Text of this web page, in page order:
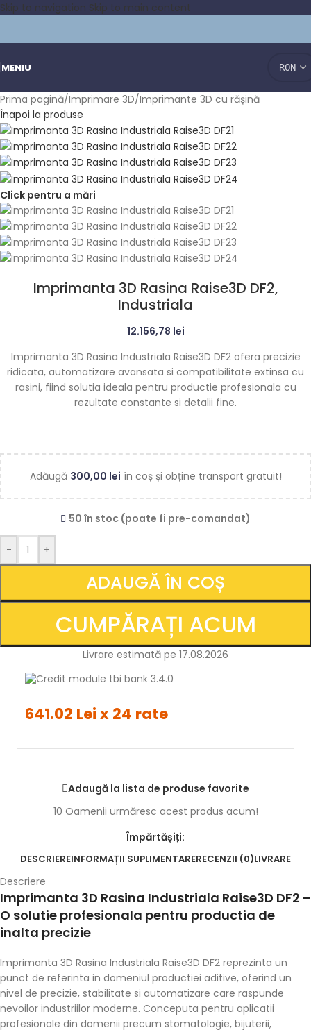
Skip to navigation Skip to main content
MENIU
Prima pagină/Imprimare 3D/Imprimante 3D cu rășină
Înapoi la produse
Click pentru a mări
Imprimanta 3D Rasina Raise3D DF2,
Industriala
12.156,78 lei
Imprimanta 3D Rasina Industriala Raise3D DF2 ofera precizie
ridicata, automatizare avansata si compatibilitate extinsa cu
rasini, fiind solutia ideala pentru productie profesionala cu
rezultate constante si detalii fine.
Adăugă 300,00 lei în coș și obține transport gratuit!
50 în stoc (poate fi pre-comandat)
- +
ADAUGĂ ÎN COȘ
CUMPĂRAȚI ACUM
Livrare estimată pe 17.08.2026
641.02 Lei x 24 rate
Adaugă la lista de produse favorite
10 Oamenii urmăresc acest produs acum!
Împărtășiți:
DESCRIEREINFORMAȚII SUPLIMENTARERECENZII (0)LIVRARE
Descriere
Imprimanta 3D Rasina Industriala Raise3D DF2 –
O solutie profesionala pentru productia de
inalta precizie
Imprimanta 3D Rasina Industriala Raise3D DF2 reprezinta un
punct de referinta in domeniul productiei aditive, oferind un
nivel de precizie, stabilitate si automatizare care raspunde
nevoilor industriilor moderne. Conceputa pentru aplicatii
profesionale din domenii precum stomatologie, bijuterii,